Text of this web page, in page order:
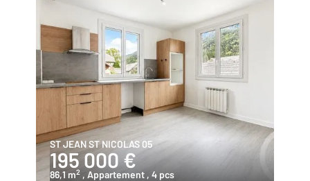
ST JEAN ST NICOLAS 05
195 000 €
86,1 m2 , Appartement , 4 pcs